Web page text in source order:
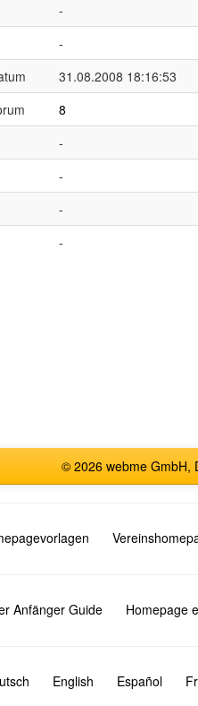
-
-
31.08.2008 18:16:53
8
-
-
-
-
© 2026 webme GmbH,
Anfänger Guide Homepage
English Español